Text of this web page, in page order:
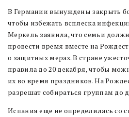
В Германии вынуждены закрыть
чтобы избежать всплеска
Меркель заявила, что семьи
провести время вместе на
о защитных мерах. В стране
правила до 20 декабря, чтобы
их во время праздников. На
разрешат собираться группам до
Испания еще не определилась со